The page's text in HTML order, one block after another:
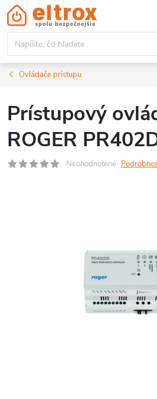
Prejsť
na
obsah
Ovládače prístupu
Prístupový
ROGER
Neohodnotené